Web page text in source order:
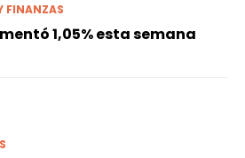
FINANZAS
1,05% esta semana